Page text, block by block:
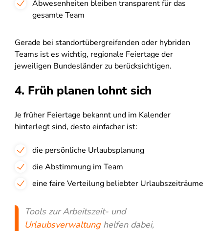
Abwesenheiten bleiben transparent für das
gesamte Team
Gerade bei standortübergreifenden oder hybriden
Teams ist es wichtig, regionale Feiertage der
jeweiligen Bundesländer zu berücksichtigen.
4. Früh planen lohnt sich
Je früher Feiertage bekannt und im Kalender
hinterlegt sind, desto einfacher ist:
die persönliche Urlaubsplanung
die Abstimmung im Team
eine faire Verteilung beliebter Urlaubszeiträume
Tools zur Arbeitszeit- und
Urlaubsverwaltunghelfen dabei,